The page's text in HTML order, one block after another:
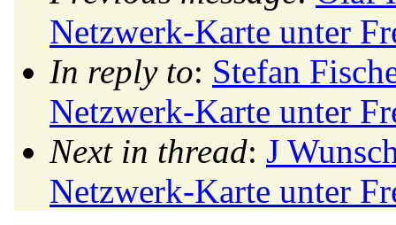
Netzwerk-Karte unter
In reply to: Stefan
Netzwerk-Karte unter
Next in thread: J
Netzwerk-Karte unter